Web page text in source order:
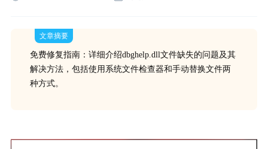
文章摘要
免费修复指南：详细介绍dbghelp.dll文件缺失的问题及其
解决方法，包括使用系统文件检查器和手动替换文件两
种方式。